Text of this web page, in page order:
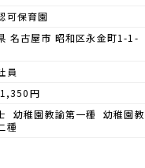
可保育園
名古屋市 昭和区永金町1-1-
員
円
幼稚園教諭第一種 幼稚園教
種